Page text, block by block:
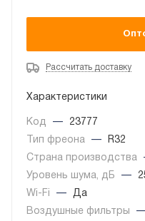
Рассчитать доставку
Характеристики
Код —
23777
Тип фреона
—
R32
Страна производства
Уровень шума, дБ
—
Wi-Fi
—
Да
Воздушные фильтры